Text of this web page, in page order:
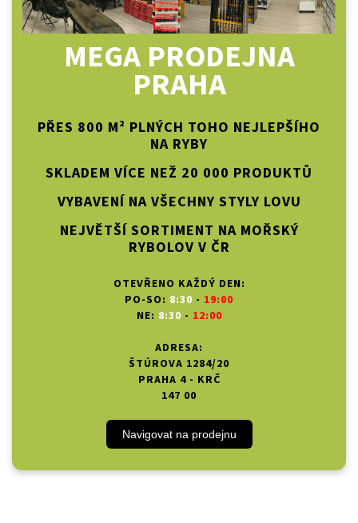
MEGA PRODEJNA
PRAHA
PŘES 800 M² PLNÝCH TOHO NEJLEPŠÍHO
NA RYBY
SKLADEM VÍCE NEŽ 20 000 PRODUKTŮ
VYBAVENÍ NA VŠECHNY STYLY LOVU
NEJVĚTŠÍ SORTIMENT NA MOŘSKÝ
RYBOLOV V ČR
OTEVŘENO KAŽDÝ DEN:
PO-SO: 8:30 - 19:00
NE: 8:30 - 12:00
ADRESA:
ŠTÚROVA 1284/20
PRAHA 4 - KRČ
147 00
Navigovat na prodejnu